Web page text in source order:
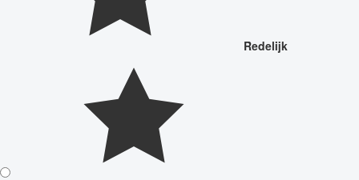
Redelijk